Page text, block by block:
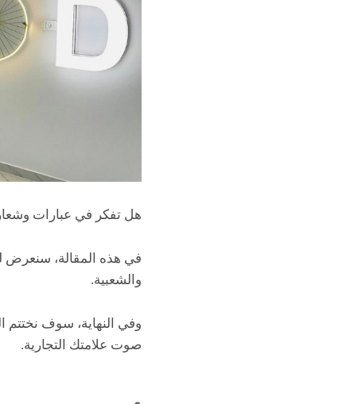
هل تفكر في عبارات
في هذه المقالة، سنعرض
والشعبية.
وفي النهاية، سوف نختتم
صوت علامتك التجارية.